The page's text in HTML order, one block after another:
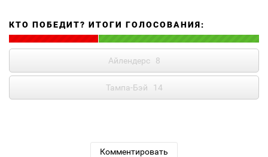
КТО ПОБЕДИТ? ИТОГИ ГОЛОСОВАНИЯ:
Айлендерс 8
Тампа-Бэй 14
Комментировать